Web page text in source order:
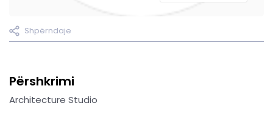
Shpërndaje
Përshkrimi
Architecture Studio